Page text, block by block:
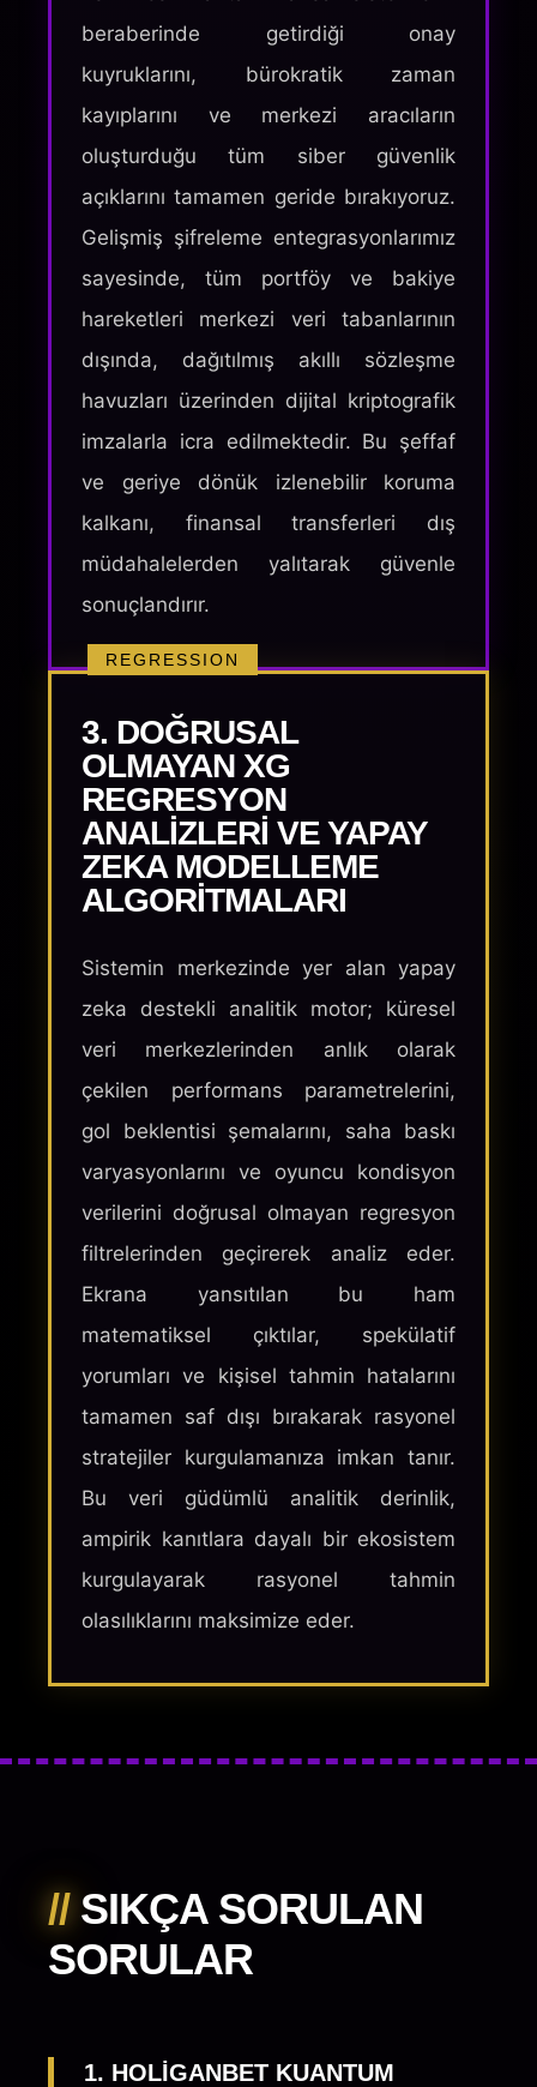
beraberinde getirdiği onay
kuyruklarını, bürokratik zaman
kayıplarını ve merkezi aracıların
oluşturduğu tüm siber güvenlik
açıklarını tamamen geride bırakıyoruz.
Gelişmiş şifreleme entegrasyonlarımız
sayesinde, tüm portföy ve bakiye
hareketleri merkezi veri tabanlarının
dışında, dağıtılmış akıllı sözleşme
havuzları üzerinden dijital kriptografik
imzalarla icra edilmektedir. Bu şeffaf
ve geriye dönük izlenebilir koruma
kalkanı, finansal transferleri dış
müdahalelerden yalıtarak güvenle
sonuçlandırır.
REGRESSION
3. DOĞRUSAL
OLMAYAN XG
REGRESYON
ANALIZLERI VE YAPAY
ZEKA MODELLEME
ALGORITMALARI
Sistemin merkezinde yer alan yapay
zeka destekli analitik motor; küresel
veri merkezlerinden anlık olarak
çekilen performans parametrelerini,
gol beklentisi şemalarını, saha baskı
varyasyonlarını ve oyuncu kondisyon
verilerini doğrusal olmayan regresyon
filtrelerinden geçirerek analiz eder.
Ekrana yansıtılan bu ham
matematiksel çıktılar, spekülatif
yorumları ve kişisel tahmin hatalarını
tamamen saf dışı bırakarak rasyonel
stratejiler kurgulamanıza imkan tanır.
Bu veri güdümlü analitik derinlik,
ampirik kanıtlara dayalı bir ekosistem
kurgulayarak rasyonel tahmin
olasılıklarını maksimize eder.
//SIKÇA SORULAN
SORULAR
1. HOLIGANBET KUANTUM